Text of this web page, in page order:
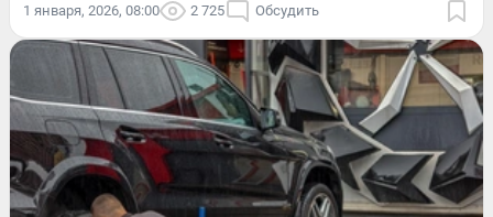
1 января, 2026, 08:00 2 725 Обсудить